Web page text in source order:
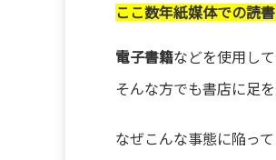
ここ数年紙媒体での読
電子書籍などを使用し
そんな方でも書店に足
なぜこんな事態に陥っ